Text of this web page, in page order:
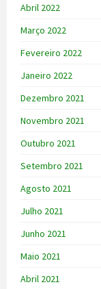
Abril 2022
Março 2022
Fevereiro 2022
Janeiro 2022
Dezembro 2021
Novembro 2021
Outubro 2021
Setembro 2021
Agosto 2021
Julho 2021
Junho 2021
Maio 2021
Abril 2021